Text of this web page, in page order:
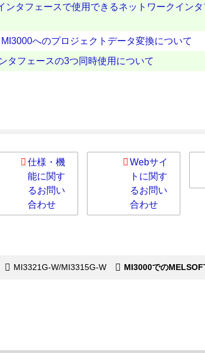
ンタフェースで使用できるネットワークイン
へのプロジェクトデータ変換について
タフェースの3つ同時使用について
仕様・機
能に関す
るお問い
合わせ
Webサイ
トに関す
るお問い
合わせ
MI3321G-W/MI3315G-W MI3000での